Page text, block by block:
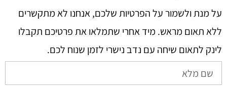
על מנת ולשמור על הפרטיות שלכם, אנחנו לא מתקשרים
ללא תאום מראש. מיד אחרי שתמלאו את פרטיכם תקבלו
לינק לתאום שיחה עם נדב נישרי לזמן שנוח לכם.​